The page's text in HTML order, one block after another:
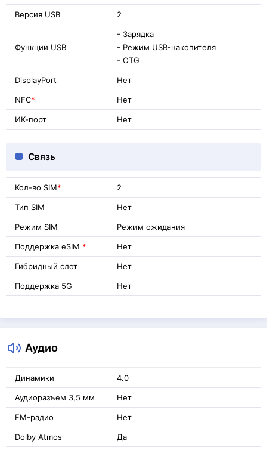
Версия USB 2
Функции USB
- Зарядка
- Режим USB-накопителя
- OTG
DisplayPort Нет
NFC* Нет
ИК-порт Нет
Связь
Кол-во SIM* 2
Тип SIM Нет
Режим SIM Режим ожидания
Поддержка eSIM * Нет
Гибридный слот Нет
Поддержка 5G Нет
Аудио
Динамики 4.0
Аудиоразъем 3,5 мм Нет
FM-радио Нет
Dolby Atmos Да